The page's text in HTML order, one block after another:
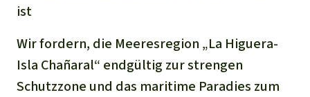
ist
Wir fordern, die Meeresregion „La Higuera-
Isla Chañaral“ endgültig zur strengen
Schutzzone und das maritime Paradies zum